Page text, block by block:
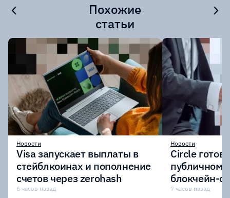
Похожие
статьи
Новости
Visa запускает выплаты в
стейблкоинах и пополнение
счетов через zerohash
6 часов назад
Новости
Circle
публичному
блокчейн-
участии
7 часов назад